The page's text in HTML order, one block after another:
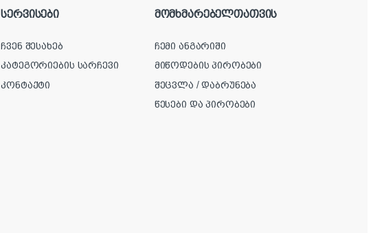
სერვისები
ჩვენ შესახებ
კატეგორიების სარჩევი
კონტაქტი
მომხმარებელთათვის
ჩემი ანგარიში
მიწოდების პირობები
შეცვლა / დაბრუნება
წესები და პირობები